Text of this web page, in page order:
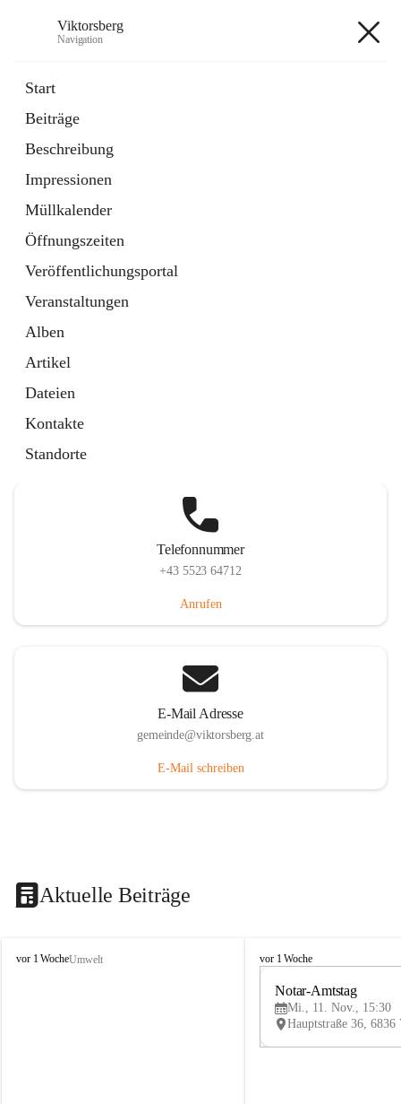
Viktorsberg
Navigation
Start
Beiträge
Beschreibung
Impressionen
Müllkalender
Öffnungszeiten
Veröffentlichungsportal
Veranstaltungen
Alben
Artikel
Dateien
Kontakte
Standorte
1 Schnellzugriff
Bürgerservice
10 Schnellzugriffe
Telefonnummer
+43 5523 64712
Anrufen
E-Mail Adresse
gemeinde@viktorsberg.at
E-Mail schreiben
Aktuelle Beiträge
V
vor 1 WocheUmwelt
V
vor 1 Woche
Notar-Amtstag
Mi., 11. Nov., 15:30